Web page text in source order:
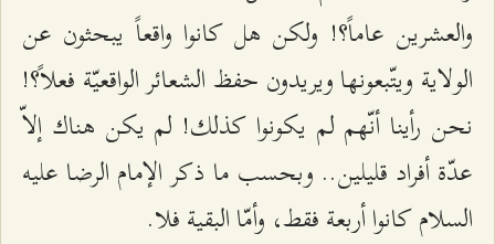
والعشرين عاماً؟! ولكن هل كانوا واقعاً يبحثون عن
الولاية ويتّبعونها ويريدون حفظ الشعائر الواقعيّة فعلاً؟!
نحن رأينا أنّهم لم يكونوا كذلك! لم يكن هناك إلاّ
عدّة أفراد قليلين.. وبحسب ما ذكر الإمام الرضا عليه
السلام كانوا أربعة فقط، وأمّا البقية فلا.